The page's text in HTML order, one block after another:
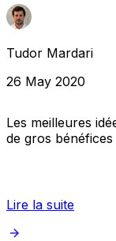
Tudor Mardari
26 May 2020
Les meilleures
de gros bénéfices
Lire la suite